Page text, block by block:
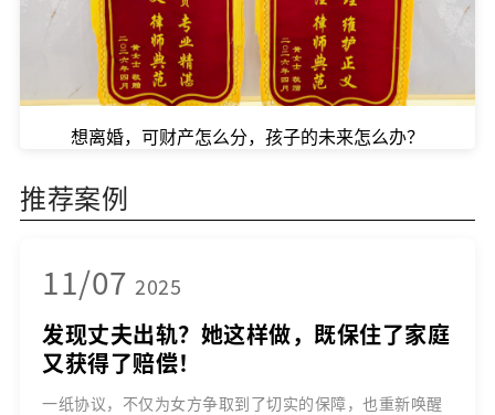
想离婚，可财产怎么分，孩子的未来怎么办？
推荐案例
11/07 2025
发现丈夫出轨？她这样做，既保住了家庭
又获得了赔偿！
一纸协议，不仅为女方争取到了切实的保障，也重新唤醒